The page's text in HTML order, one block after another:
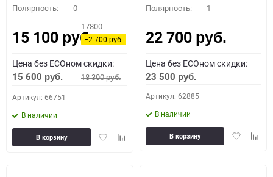
Полярность: 0
15 100 руб.
17800
−2 700руб.
Цена без ECOном скидки:
15 600 руб. 18 300руб.
Артикул: 66751
В наличии
ДобавитьДобавить
В корзину
Полярность: 1
22 700 руб.
Цена без ECOном скидки:
23 500 руб.
Артикул: 62885
В наличии
Добавить
В корзину